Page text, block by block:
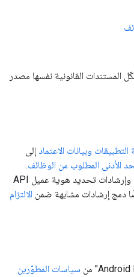
المستندات القانونية نفسها مصدر
وبيانات الاعتماد إلى
الأدنى المطلوب من الوظائف.
يوضّح هذا المحتوى الجديد متطلبات وإرشادات تحديد هوية عميل API
دمج إرشادات مشابهة ضمن الالتزام
سياسات المطوّرين